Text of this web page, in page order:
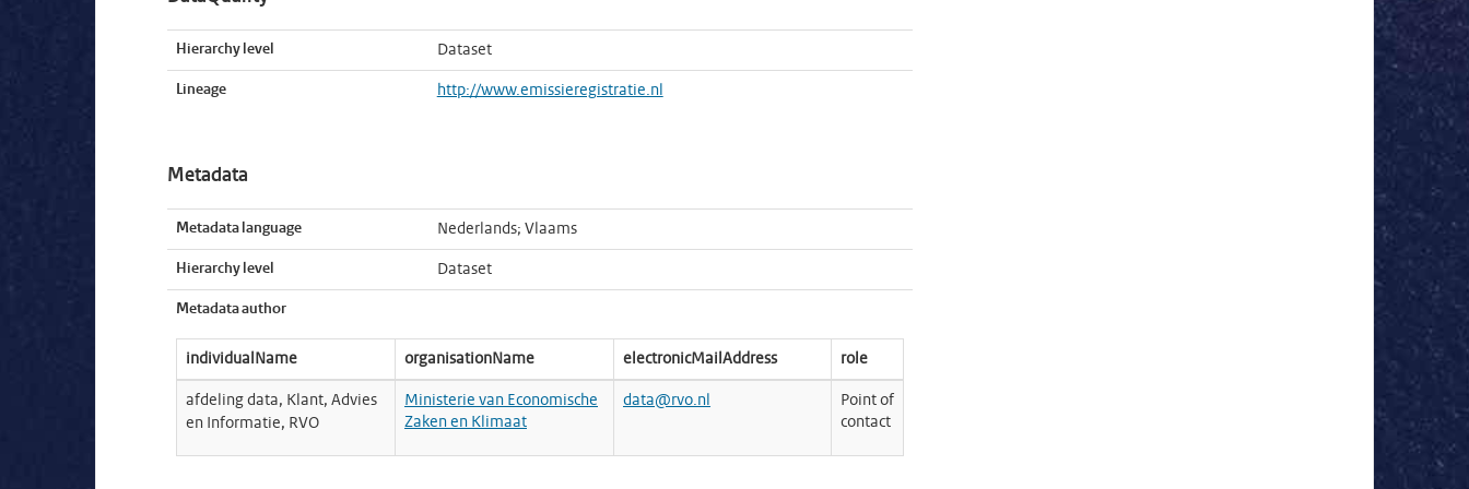
Hierarchy level Dataset
Lineage http://www.emissieregistratie.nl
Metadata
Metadata language Nederlands; Vlaams
Hierarchy level Dataset
Metadata author
individualName organisationName electronicMailAddress role
afdeling data, Klant, Advies
en Informatie, RVO
Ministerie van Economische
Zaken en Klimaat
data@rvo.nl
Point of
contact